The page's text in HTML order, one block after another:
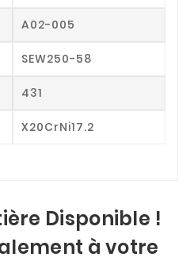
A02-005
SEW250-58
431
X20CrNi17.2
Disponible !
à votre